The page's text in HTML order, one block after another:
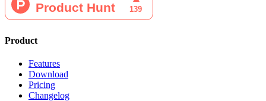
Product
Features
Download
Pricing
Changelog